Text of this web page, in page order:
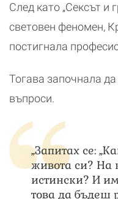
След като „Сексът и
световен феномен,
постигнала
Тогава започнала
въпроси.
„Запитах се:
живота си? На
истински? И
това да бъдеш